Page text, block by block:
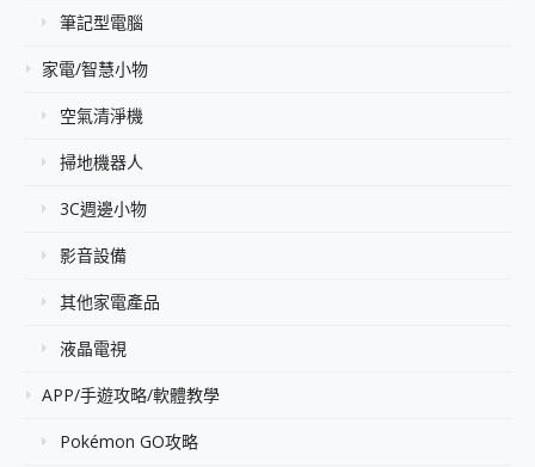
筆記型電腦
家電/智慧小物
空氣清淨機
掃地機器人
3C週邊小物
影音設備
其他家電產品
液晶電視
APP/手遊攻略/軟體教學
Pokémon GO攻略